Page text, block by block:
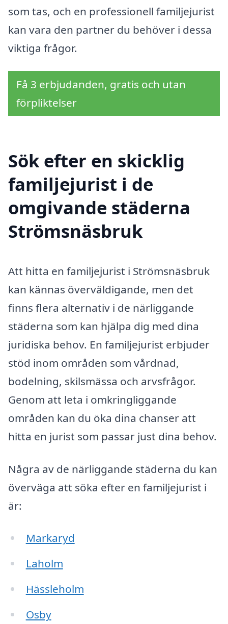
som tas, och en professionell familjejurist
kan vara den partner du behöver i dessa
viktiga frågor.
Få 3 erbjudanden, gratis och utan
förpliktelser
Sök efter en skicklig
familjejurist i de
omgivande städerna
Strömsnäsbruk
Att hitta en familjejurist i Strömsnäsbruk
kan kännas överväldigande, men det
finns flera alternativ i de närliggande
städerna som kan hjälpa dig med dina
juridiska behov. En familjejurist erbjuder
stöd inom områden som vårdnad,
bodelning, skilsmässa och arvsfrågor.
Genom att leta i omkringliggande
områden kan du öka dina chanser att
hitta en jurist som passar just dina behov.
Några av de närliggande städerna du kan
överväga att söka efter en familjejurist i
är:
Markaryd
Laholm
Hässleholm
Osby